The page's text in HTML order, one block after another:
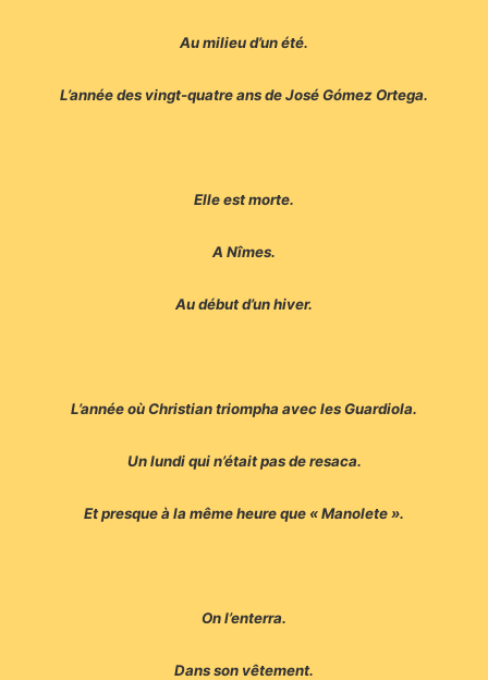
Au milieu d’un été.
L’année des vingt-quatre ans de José Gómez Ortega.
Elle est morte.
A Nîmes.
Au début d’un hiver.
L’année où Christian triompha avec les Guardiola.
Un lundi qui n’était pas de resaca.
Et presque à la même heure que « Manolete ».
On l’enterra.
Dans son vêtement.